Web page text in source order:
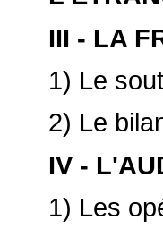
III - LA
1) Le
2) Le
IV -
1) Les